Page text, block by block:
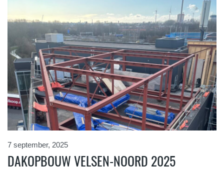
7 september, 2025
DAKOPBOUW VELSEN-NOORD 2025